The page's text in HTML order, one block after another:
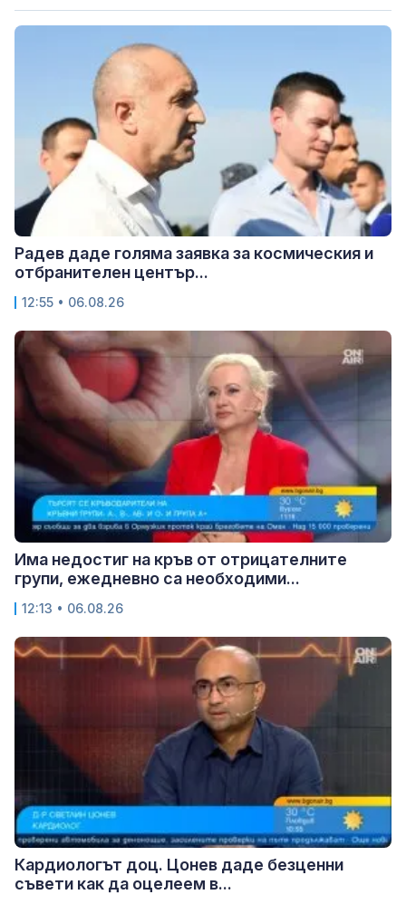
Радев даде голяма заявка за космическия и
отбранителен център...
12:55 • 06.08.26
Има недостиг на кръв от отрицателните
групи, ежедневно са необходими...
12:13 • 06.08.26
Кардиологът доц. Цонев даде безценни
съвети как да оцелеем в...